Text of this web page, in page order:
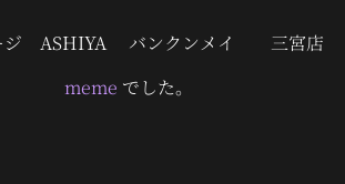
ASHIYA バンクンメイ 三宮店
meme でした。